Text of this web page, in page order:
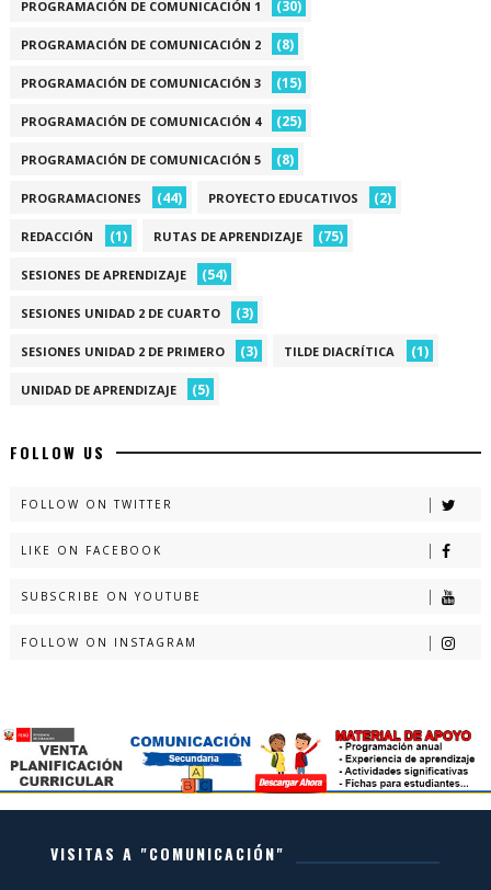
PROGRAMACIÓN DE COMUNICACIÓN 1 (30)
PROGRAMACIÓN DE COMUNICACIÓN 2 (8)
PROGRAMACIÓN DE COMUNICACIÓN 3 (15)
PROGRAMACIÓN DE COMUNICACIÓN 4 (25)
PROGRAMACIÓN DE COMUNICACIÓN 5 (8)
PROGRAMACIONES (44) PROYECTO EDUCATIVOS (2)
REDACCIÓN (1) RUTAS DE APRENDIZAJE (75)
SESIONES DE APRENDIZAJE (54)
SESIONES UNIDAD 2 DE CUARTO (3)
SESIONES UNIDAD 2 DE PRIMERO (3) TILDE DIACRÍTICA (1)
UNIDAD DE APRENDIZAJE (5)
FOLLOW US
FOLLOW ON TWITTER
LIKE ON FACEBOOK
SUBSCRIBE ON YOUTUBE
FOLLOW ON INSTAGRAM
VISITAS A "COMUNICACIÓN"